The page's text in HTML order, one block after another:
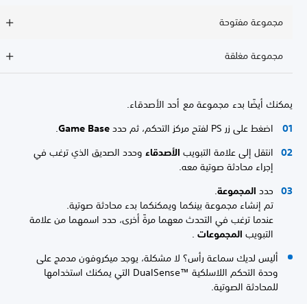
مجموعة مفتوحة
مجموعة مغلقة
يمكنك أيضًا بدء مجموعة مع أحد الأصدقاء.
اضغط على زر PS لفتح مركز التحكم، ثم حدد
Game Base
.
انتقل إلى علامة التبويبالأصدقاءوحدد الصديق الذي ترغب في
إجراء محادثة صوتية معه.
حددالمجموعة.
تم إنشاء مجموعة بينكما ويمكنكما بدء محادثة صوتية.
عندما ترغب في التحدث معهما مرةً أخرى، حدد اسمهما من علامة
التبويبالمجموعات.
أليس لديك سماعة رأس؟ لا مشكلة، يوجد ميكروفون مدمج على
وحدة التحكم اللاسلكية DualSense™‎ التي يمكنك استخدامها
للمحادثة الصوتية.